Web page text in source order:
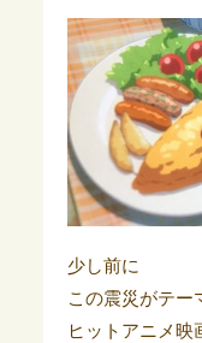
少し前に
この震災がテー
ヒットアニメ映